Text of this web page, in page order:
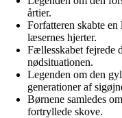
årtier.
Forfatteren skabte
læsernes hjerter.
Fællesskabet fejrede
nødsituationen.
Legenden om den
generationer af
Børnene samledes
fortryllede skove.